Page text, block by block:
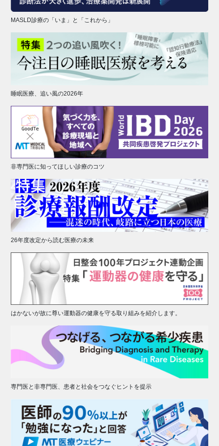
MASLD診療の「いま」と「これから」
睡眠医療、追い風の2026年
非専門医に知ってほしい診療のコツ
26年度改定から読む医療の未来
はかないが故に尊い運動器の健康を守る取り組みを紹介します。
専門医と非専門医、患者と社会をつなぐヒントを提示